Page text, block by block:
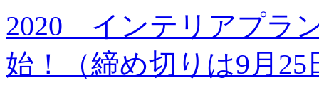
2020 インテリアプラ
始！（締め切りは9月25